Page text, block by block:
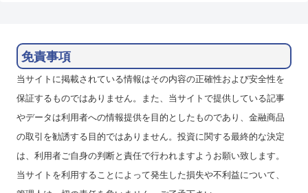
免責事項
当サイトに掲載されている情報はその内容の正確性および安全性を
保証するものではありません。また、当サイトで提供している記事
やデータは利用者への情報提供を目的としたものであり、金融商品
の取引を勧誘する目的ではありません。投資に関する最終的な決定
は、利用者ご自身の判断と責任で行われますようお願い致します。
当サイトを利用することによって発生した損失や不利益について、